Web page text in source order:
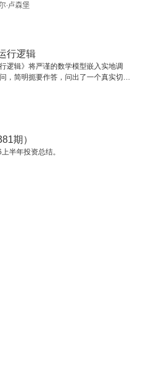
·卢森堡
行逻辑
逻辑》将严谨的数学模型嵌入实地调
，简明扼要作答，问出了一个真实切近
期）
半年投资总结。